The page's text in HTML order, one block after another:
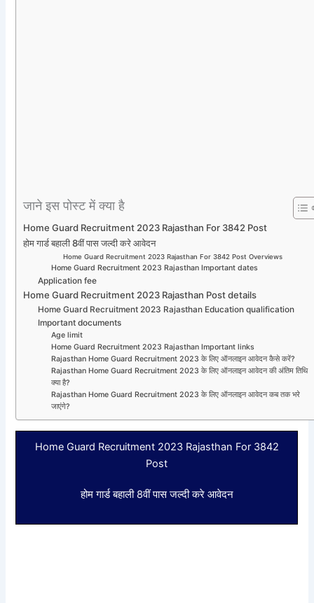
जाने इस पोस्ट में क्या है
Home Guard Recruitment 2023 Rajasthan For 3842 Post
होम गार्ड बहाली 8वीं पास जल्दी करे आवेदन
Home Guard Recruitment 2023 Rajasthan For 3842 Post Overviews
Home Guard Recruitment 2023 Rajasthan Important dates
Application fee
Home Guard Recruitment 2023 Rajasthan Post details
Home Guard Recruitment 2023 Rajasthan Education qualification
Important documents
Age limit
Home Guard Recruitment 2023 Rajasthan Important links
Rajasthan Home Guard Recruitment 2023 के लिए ऑनलाइन आवेदन कैसे करें?
Rajasthan Home Guard Recruitment 2023 के लिए ऑनलाइन आवेदन की अंतिम तिथि
क्या है?
Rajasthan Home Guard Recruitment 2023 के लिए ऑनलाइन आवेदन कब तक भरे
जाएंगे?
Home Guard Recruitment 2023 Rajasthan For 3842
Post
होम गार्ड बहाली 8वीं पास जल्दी करे आवेदन